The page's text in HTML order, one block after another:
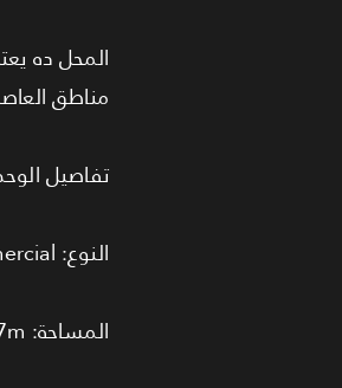
المحل ده
مناطق
تفاصيل
النوع: Commercial
المساحة: 37m